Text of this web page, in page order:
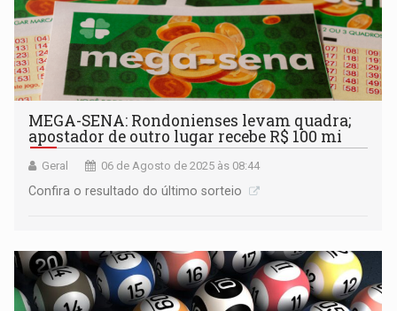
MEGA-SENA: Rondonienses levam quadra;
apostador de outro lugar recebe R$ 100 mi
Geral 06 de Agosto de 2025 às 08:44
Confira o resultado do último sorteio